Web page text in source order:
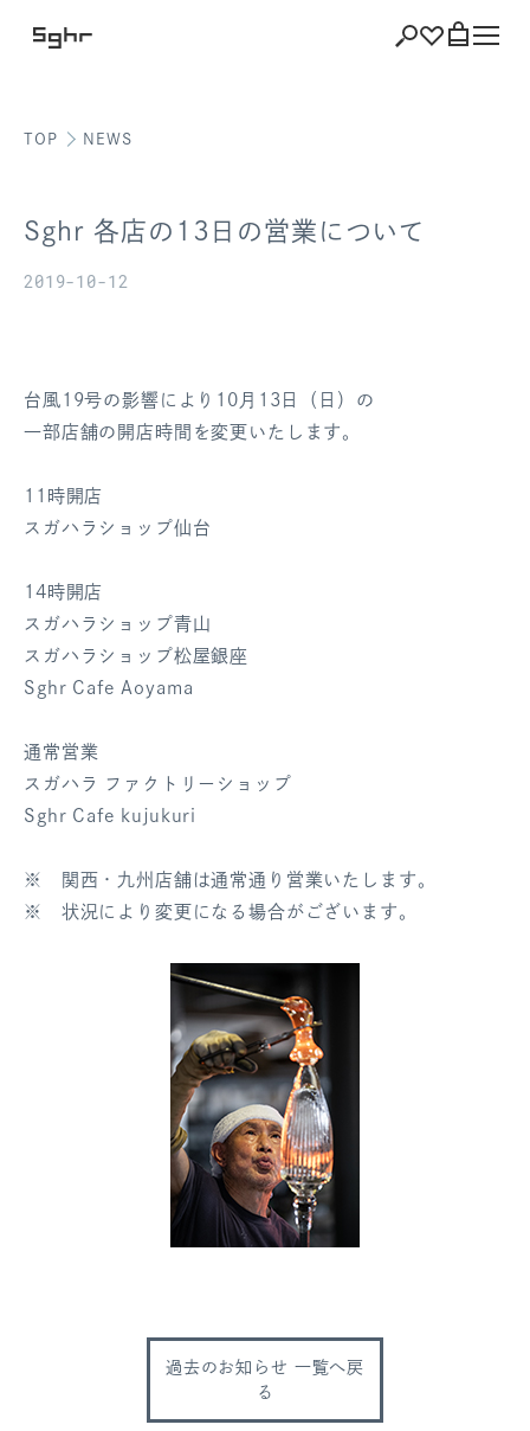
ショッピング バッグを見る
会員登録情報
ポイント
TOP NEWS
Sghr 各店の13日の営業について
2019-10-12
台風19号の影響により10月13日（日）の
一部店舗の開店時間を変更いたします。
11時開店
スガハラショップ仙台
14時開店
スガハラショップ青山
スガハラショップ松屋銀座
Sghr Cafe Aoyama
通常営業
スガハラ ファクトリーショップ
Sghr Cafe kujukuri
※ 関西・九州店舗は通常通り営業いたします。
※ 状況により変更になる場合がございます。
過去のお知らせ 一覧へ戻
る